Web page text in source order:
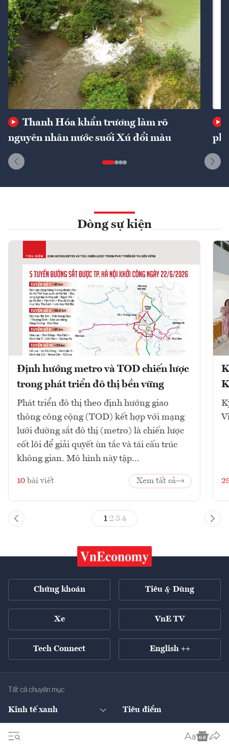
Thanh Hóa khẩn trương làm rõ
nguyên nhân nước suối Xú đổi màu
phí
Dòng sự kiện
Định hướng metro và TOD chiến lược
trong phát triển đô thị bền vững
Phát triển đô thị theo định hướng giao
thông công cộng (TOD) kết hợp với mạng
lưới đường sắt đô thị (metro) là chiến lược
cốt lõi để giải quyết ùn tắc và tái cấu trúc
không gian. Mô hình này tập...
10 bài viết Xem tất cả
1 23 4
Chứng khoán Tiêu & Dùng
Xe VnE TV
Tech Connect English ++
Tất cả chuyên mục
Kinh tế xanh
Chuyển động xanh
Pháp lý
Tiêu điểm
Tài chính